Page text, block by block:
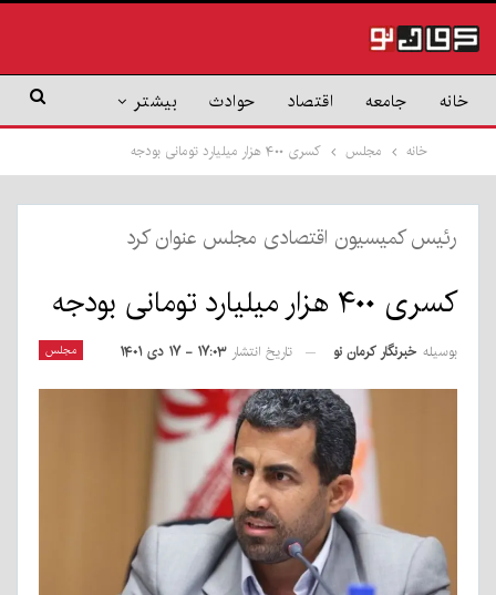
خانه جامعه اقتصاد حوادث بیشتر
خانه مجلس کسری ۴۰۰ هزار میلیارد تومانی بودجه
رئیس کمیسیون اقتصادی مجلس عنوان کرد
کسری ۴۰۰ هزار میلیارد تومانی بودجه
مجلس بوسیله خبرنگار کرمان نو تاریخ انتشار ۱۷:۰۳ - ۱۷ دی ۱۴۰۱